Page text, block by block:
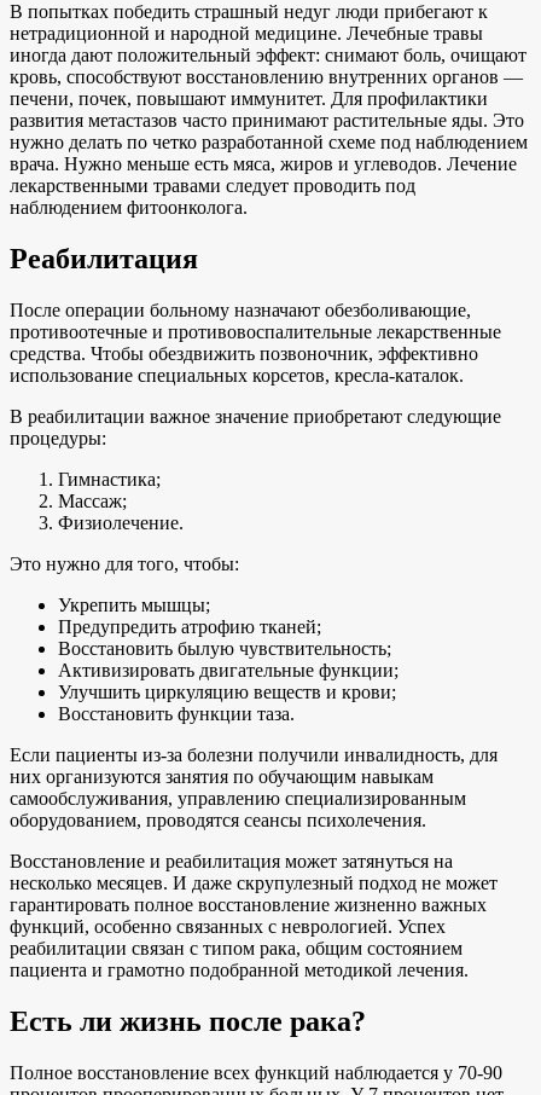
В попытках победить страшный недуг люди прибегают к
нетрадиционной и народной медицине. Лечебные травы
иногда дают положительный эффект: снимают боль, очищают
кровь, способствуют восстановлению внутренних органов —
печени, почек, повышают иммунитет. Для профилактики
развития метастазов часто принимают растительные яды. Это
нужно делать по четко разработанной схеме под наблюдением
врача. Нужно меньше есть мяса, жиров и углеводов. Лечение
лекарственными травами следует проводить под
наблюдением фитоонколога.
Реабилитация
После операции больному назначают обезболивающие,
противоотечные и противовоспалительные лекарственные
средства. Чтобы обездвижить позвоночник, эффективно
использование специальных корсетов, кресла-каталок.
В реабилитации важное значение приобретают следующие
процедуры:
Гимнастика;
Массаж;
Физиолечение.
Это нужно для того, чтобы:
Укрепить мышцы;
Предупредить атрофию тканей;
Восстановить былую чувствительность;
Активизировать двигательные функции;
Улучшить циркуляцию веществ и крови;
Восстановить функции таза.
Если пациенты из-за болезни получили инвалидность, для
них организуются занятия по обучающим навыкам
самообслуживания, управлению специализированным
оборудованием, проводятся сеансы психолечения.
Восстановление и реабилитация может затянуться на
несколько месяцев. И даже скрупулезный подход не может
гарантировать полное восстановление жизненно важных
функций, особенно связанных с неврологией. Успех
реабилитации связан с типом рака, общим состоянием
пациента и грамотно подобранной методикой лечения.
Есть ли жизнь после рака?
Полное восстановление всех функций наблюдается у 70-90